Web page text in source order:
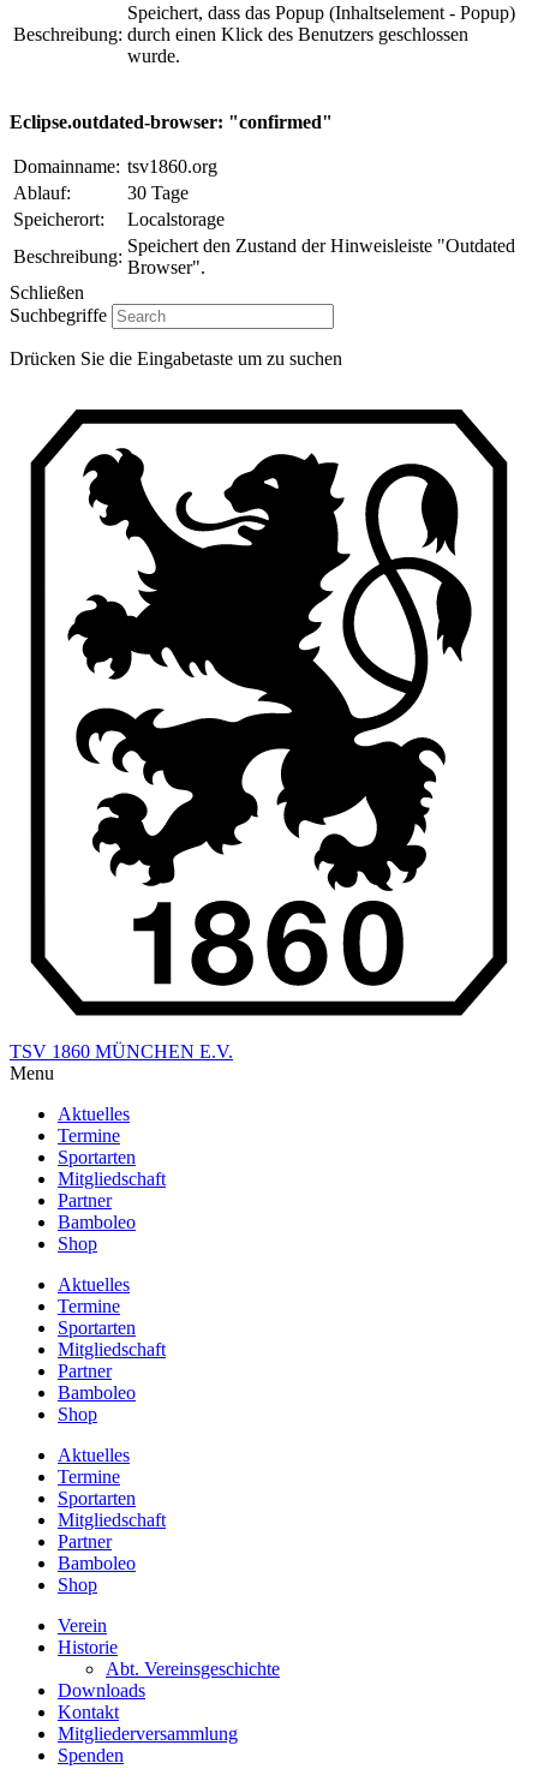
Beschreibung:
Speichert, dass das Popup (Inhaltselement - Popup)
durch einen Klick des Benutzers geschlossen
wurde.
Eclipse.outdated-browser: "confirmed"
Domainname: tsv1860.org
Ablauf:
30 Tage
Speicherort:
Localstorage
Beschreibung:
Speichert den Zustand der Hinweisleiste "Outdated
Browser".
Schließen
Suchbegriffe
Drücken Sie die Eingabetaste um zu suchen
TSV 1860 MÜNCHEN E.V.
Menu
Aktuelles
Termine
Sportarten
Mitgliedschaft
Partner
Bamboleo
Shop
Aktuelles
Termine
Sportarten
Mitgliedschaft
Partner
Bamboleo
Shop
Aktuelles
Termine
Sportarten
Mitgliedschaft
Partner
Bamboleo
Shop
Verein
Historie
Abt. Vereinsgeschichte
Downloads
Kontakt
Mitgliederversammlung
Spenden